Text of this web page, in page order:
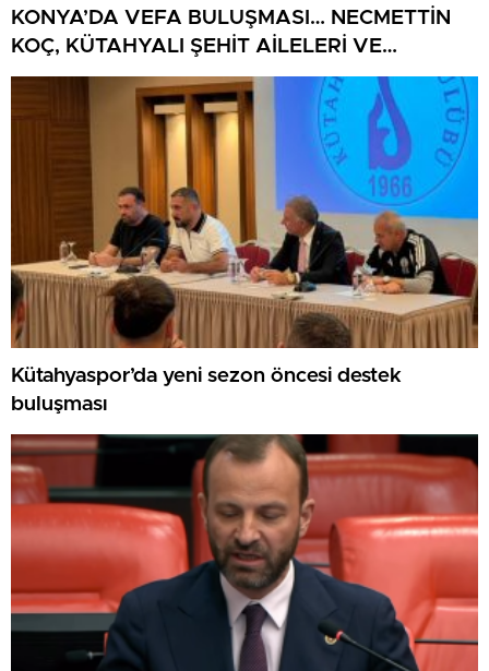
KONYA’DA VEFA BULUŞMASI… NECMETTİN
KOÇ, KÜTAHYALI ŞEHİT AİLELERİ VE
GAZİLERİ AĞIRLADI
Kütahyaspor’da yeni sezon öncesi destek
buluşması